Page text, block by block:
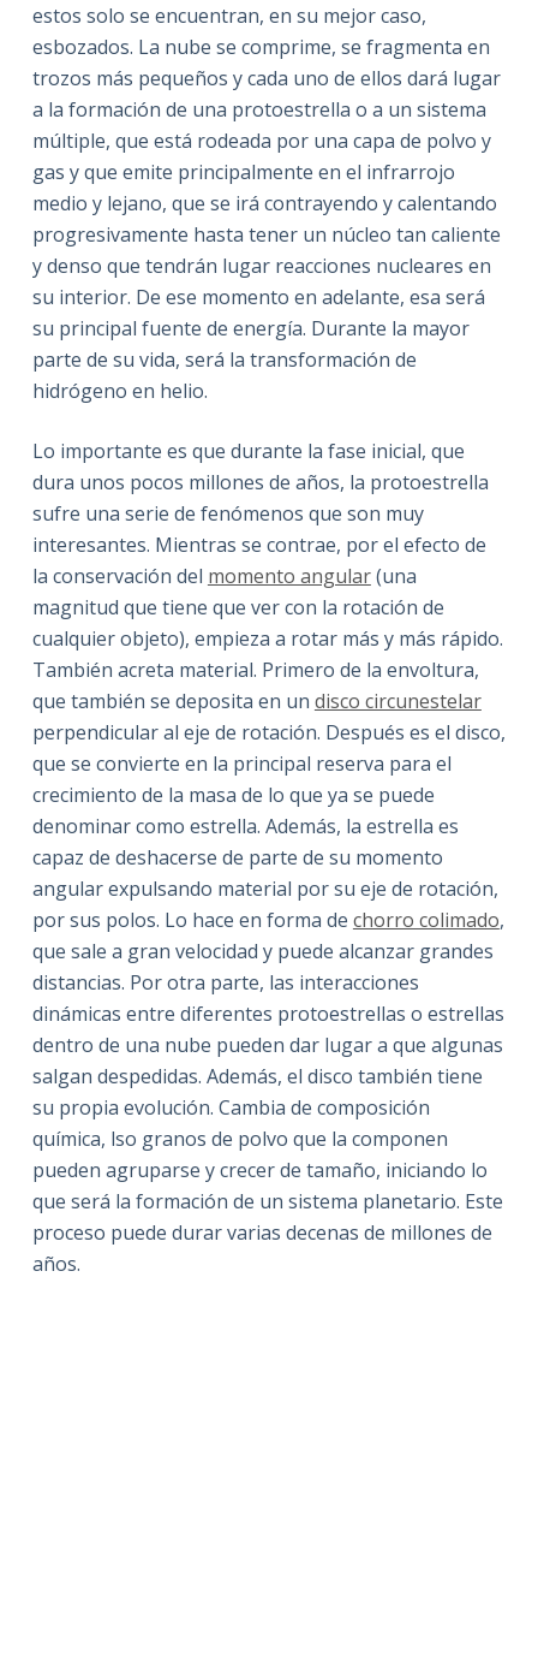
estos solo se encuentran, en su mejor caso,
esbozados. La nube se comprime, se fragmenta en
trozos más pequeños y cada uno de ellos dará lugar
a la formación de una protoestrella o a un sistema
múltiple, que está rodeada por una capa de polvo y
gas y que emite principalmente en el infrarrojo
medio y lejano, que se irá contrayendo y calentando
progresivamente hasta tener un núcleo tan caliente
y denso que tendrán lugar reacciones nucleares en
su interior. De ese momento en adelante, esa será
su principal fuente de energía. Durante la mayor
parte de su vida, será la transformación de
hidrógeno en helio.
Lo importante es que durante la fase inicial, que
dura unos pocos millones de años, la protoestrella
sufre una serie de fenómenos que son muy
interesantes. Mientras se contrae, por el efecto de
la conservación del momento angular(una
magnitud que tiene que ver con la rotación de
cualquier objeto), empieza a rotar más y más rápido.
También acreta material. Primero de la envoltura,
que también se deposita en un disco circunestelar
perpendicular al eje de rotación. Después es el disco,
que se convierte en la principal reserva para el
crecimiento de la masa de lo que ya se puede
denominar como estrella. Además, la estrella es
capaz de deshacerse de parte de su momento
angular expulsando material por su eje de rotación,
por sus polos. Lo hace en forma de chorro colimado,
que sale a gran velocidad y puede alcanzar grandes
distancias. Por otra parte, las interacciones
dinámicas entre diferentes protoestrellas o estrellas
dentro de una nube pueden dar lugar a que algunas
salgan despedidas. Además, el disco también tiene
su propia evolución. Cambia de composición
química, lso granos de polvo que la componen
pueden agruparse y crecer de tamaño, iniciando lo
que será la formación de un sistema planetario. Este
proceso puede durar varias decenas de millones de
años.